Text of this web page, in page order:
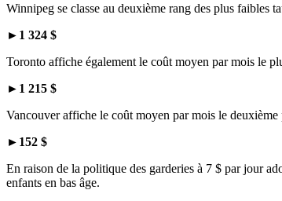
Winnipeg se classe au deuxième rang des plus faibles
► 1 324 $
Toronto affiche également le coût moyen par mois le
► 1 215 $
Vancouver affiche le coût moyen par mois le deuxième
► 152 $
En raison de la politique des garderies à 7 $ par jour
enfants en bas âge.